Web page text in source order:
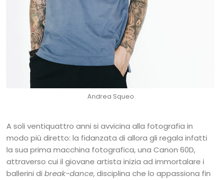
Andrea Squeo
A soli ventiquattro anni si avvicina alla fotografia in
modo più diretto: la fidanzata di allora gli regala infatti
la sua prima macchina fotografica, una Canon 60D,
attraverso cui il giovane artista inizia ad immortalare i
ballerini dibreak-dance, disciplina che lo appassiona fin